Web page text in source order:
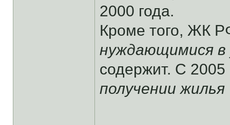
2000 года.
Кроме того, ЖК
нуждающимися в
содержит. С 2005
получении жилья